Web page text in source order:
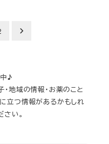
♪
地域の情報・お薬のこと
立つ情報があるかもしれ
い。